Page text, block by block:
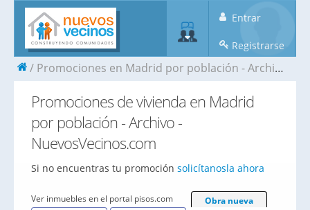
Entrar
Registrarse
Promociones en Madrid por población - Archivo
Promociones de vivienda en Madrid
por población - Archivo -
NuevosVecinos.com
Si no encuentras tu promoción solicítanosla ahora
Ver inmuebles en el portal pisos.com
Obra nueva